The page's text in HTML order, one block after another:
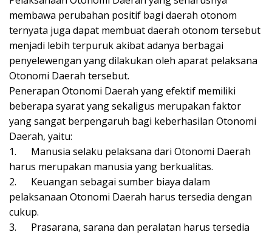
membawa perubahan positif bagi daerah otonom
ternyata juga dapat membuat daerah otonom tersebut
menjadi lebih terpuruk akibat adanya berbagai
penyelewengan yang dilakukan oleh aparat pelaksana
Otonomi Daerah tersebut.
Penerapan Otonomi Daerah yang efektif memiliki
beberapa syarat yang sekaligus merupakan faktor
yang sangat berpengaruh bagi keberhasilan Otonomi
Daerah, yaitu:
1.
Manusia selaku pelaksana dari Otonomi Daerah
harus merupakan manusia yang berkualitas.
2.
Keuangan sebagai sumber biaya dalam
pelaksanaan Otonomi Daerah harus tersedia dengan
cukup.
3.
Prasarana, sarana dan peralatan harus tersedia